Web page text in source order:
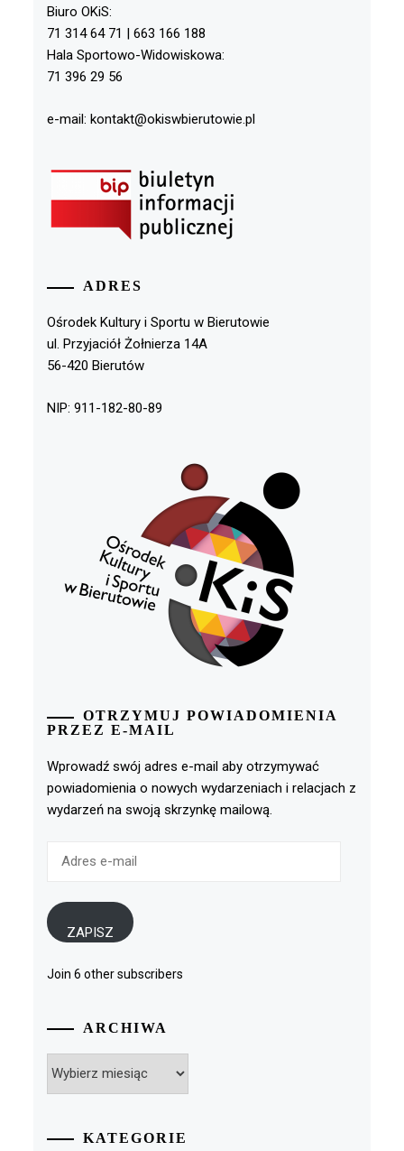
Biuro OKiS:
71 314 64 71 | 663 166 188
Hala Sportowo-Widowiskowa:
71 396 29 56
e-mail: kontakt@okiswbierutowie.pl
ADRES
Ośrodek Kultury i Sportu w Bierutowie
ul. Przyjaciół Żołnierza 14A
56-420 Bierutów
NIP: 911-182-80-89
OTRZYMUJ POWIADOMIENIA
PRZEZ E-MAIL
Wprowadź swój adres e-mail aby otrzymywać
powiadomienia o nowych wydarzeniach i relacjach z
wydarzeń na swoją skrzynkę mailową.
ZAPISZ
Join 6 other subscribers
ARCHIWA
KATEGORIE